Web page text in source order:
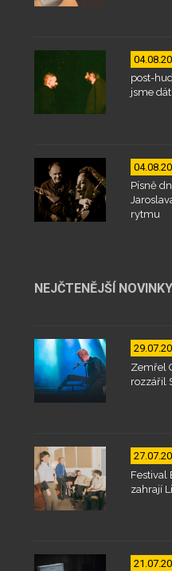
post-
jsme
Písně
rytmu
NEJČTENĚJŠÍ NOVINKY
Zemřel
rozzářil
Festival
zahrají